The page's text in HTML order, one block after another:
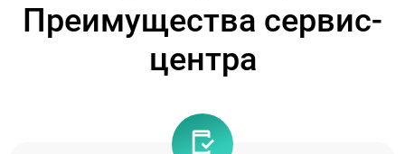
Преимущества сервис-
центра